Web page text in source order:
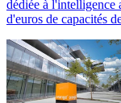
dédiée à l'intelligence
d'euros de capacités